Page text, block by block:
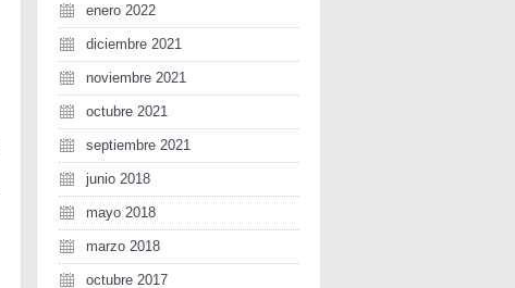
enero 2022
diciembre 2021
noviembre 2021
octubre 2021
septiembre 2021
junio 2018
mayo 2018
marzo 2018
octubre 2017